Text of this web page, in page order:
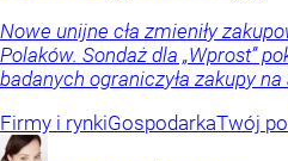
Nowe unijne cła zmieniły
Polaków. Sondaż dla „Wprost”
badanych ograniczyła zakupy
Firmy i rynkiGospodarkaTwój